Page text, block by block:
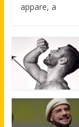
appare, a